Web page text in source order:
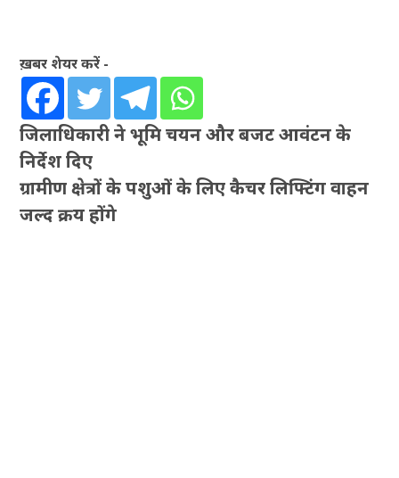
ख़बर शेयर करें -
जिलाधिकारी ने भूमि चयन और बजट आवंटन के
निर्देश दिए
ग्रामीण क्षेत्रों के पशुओं के लिए कैचर लिफ्टिंग वाहन
जल्द क्रय होंगे